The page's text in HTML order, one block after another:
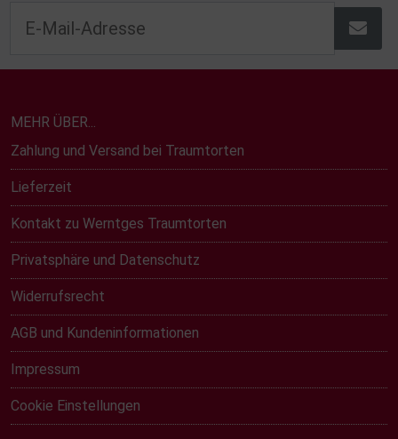
MEHR ÜBER...
Zahlung und Versand bei Traumtorten
Lieferzeit
Kontakt zu Werntges Traumtorten
Privatsphäre und Datenschutz
Widerrufsrecht
AGB und Kundeninformationen
Impressum
Cookie Einstellungen